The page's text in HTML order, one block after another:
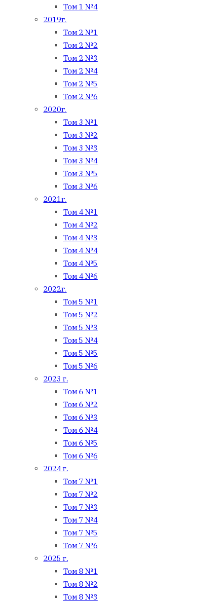
Том 1 №4
2019г.
Том 2 №1
Том 2 №2
Том 2 №3
Том 2 №4
Том 2 №5
Том 2 №6
2020г.
Том 3 №1
Том 3 №2
Том 3 №3
Том 3 №4
Том 3 №5
Том 3 №6
2021г.
Том 4 №1
Том 4 №2
Том 4 №3
Том 4 №4
Том 4 №5
Том 4 №6
2022г.
Том 5 №1
Том 5 №2
Том 5 №3
Том 5 №4
Том 5 №5
Том 5 №6
2023 г.
Том 6 №1
Том 6 №2
Том 6 №3
Том 6 №4
Том 6 №5
Том 6 №6
2024 г.
Том 7 №1
Том 7 №2
Том 7 №3
Том 7 №4
Том 7 №5
Том 7 №6
2025 г.
Том 8 №1
Том 8 №2
Том 8 №3